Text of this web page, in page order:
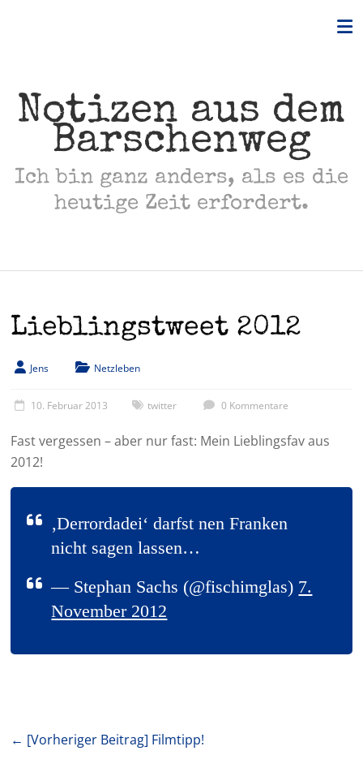
Notizen aus dem
Barschenweg
Ich bin ganz anders, als es die
heutige Zeit erfordert.
Lieblingstweet 2012
Jens Netzleben
10. Februar 2013 twitter 0 Kommentare
Fast vergessen – aber nur fast: Mein Lieblingsfav aus
2012!
‚Derrordadei‘ darfst nen Franken
nicht sagen lassen…
— Stephan Sachs (@fischimglas) 7.
November 2012
← [Vorheriger Beitrag] Filmtipp!